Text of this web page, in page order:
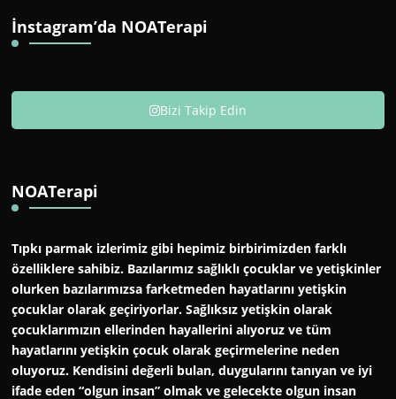
İnstagram’da NOATerapi
Bizi Takip Edin
NOATerapi
Tıpkı parmak izlerimiz gibi hepimiz birbirimizden farklı
özelliklere sahibiz. Bazılarımız sağlıklı çocuklar ve yetişkinler
olurken bazılarımızsa farketmeden hayatlarını yetişkin
çocuklar olarak geçiriyorlar. Sağlıksız yetişkin olarak
çocuklarımızın ellerinden hayallerini alıyoruz ve tüm
hayatlarını yetişkin çocuk olarak geçirmelerine neden
oluyoruz. Kendisini değerli bulan, duygularını tanıyan ve iyi
ifade eden “olgun insan” olmak ve gelecekte olgun insan